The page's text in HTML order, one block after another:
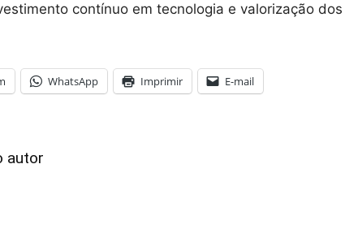
contínuo em tecnologia e valorização dos
WhatsApp Imprimir E-mail
autor